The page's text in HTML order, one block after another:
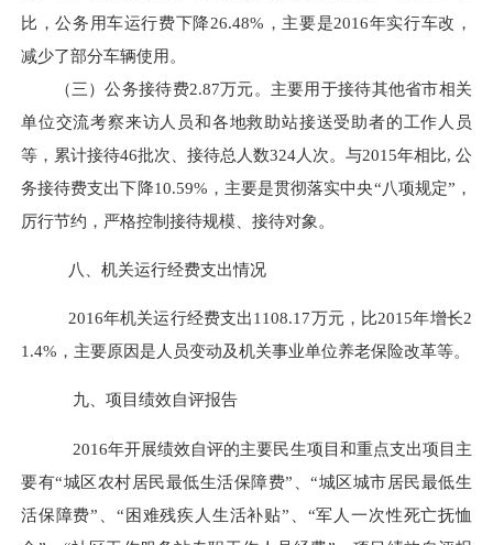
比，公务用车运行费下降26.48%，主要是2016年实行车改，
减少了部分车辆使用。
（三）公务接待费2.87万元。主要用于接待其他省市相关
单位交流考察来访人员和各地救助站接送受助者的工作人员
等，累计接待46批次、接待总人数324人次。与2015年相比, 公
务接待费支出下降10.59%，主要是贯彻落实中央“八项规定”，
厉行节约，严格控制接待规模、接待对象。
八、机关运行经费支出情况
2016年机关运行经费支出1108.17万元，比2015年增长2
1.4%，主要原因是人员变动及机关事业单位养老保险改革等。
九、项目绩效自评报告
2016年开展绩效自评的主要民生项目和重点支出项目 主
要有“城区农村居民最低生活保障费”、“城区城市居民最低生
活保障费”、“困难残疾人生活补贴”、“军人一次性死亡抚恤